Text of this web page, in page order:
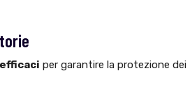
per garantire la protezione dei